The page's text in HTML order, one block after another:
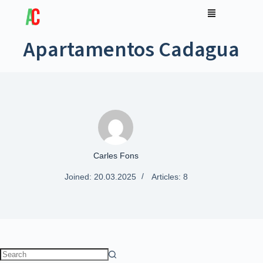
Apartamentos Cadagua
Carles Fons
Joined: 20.03.2025 Articles: 8